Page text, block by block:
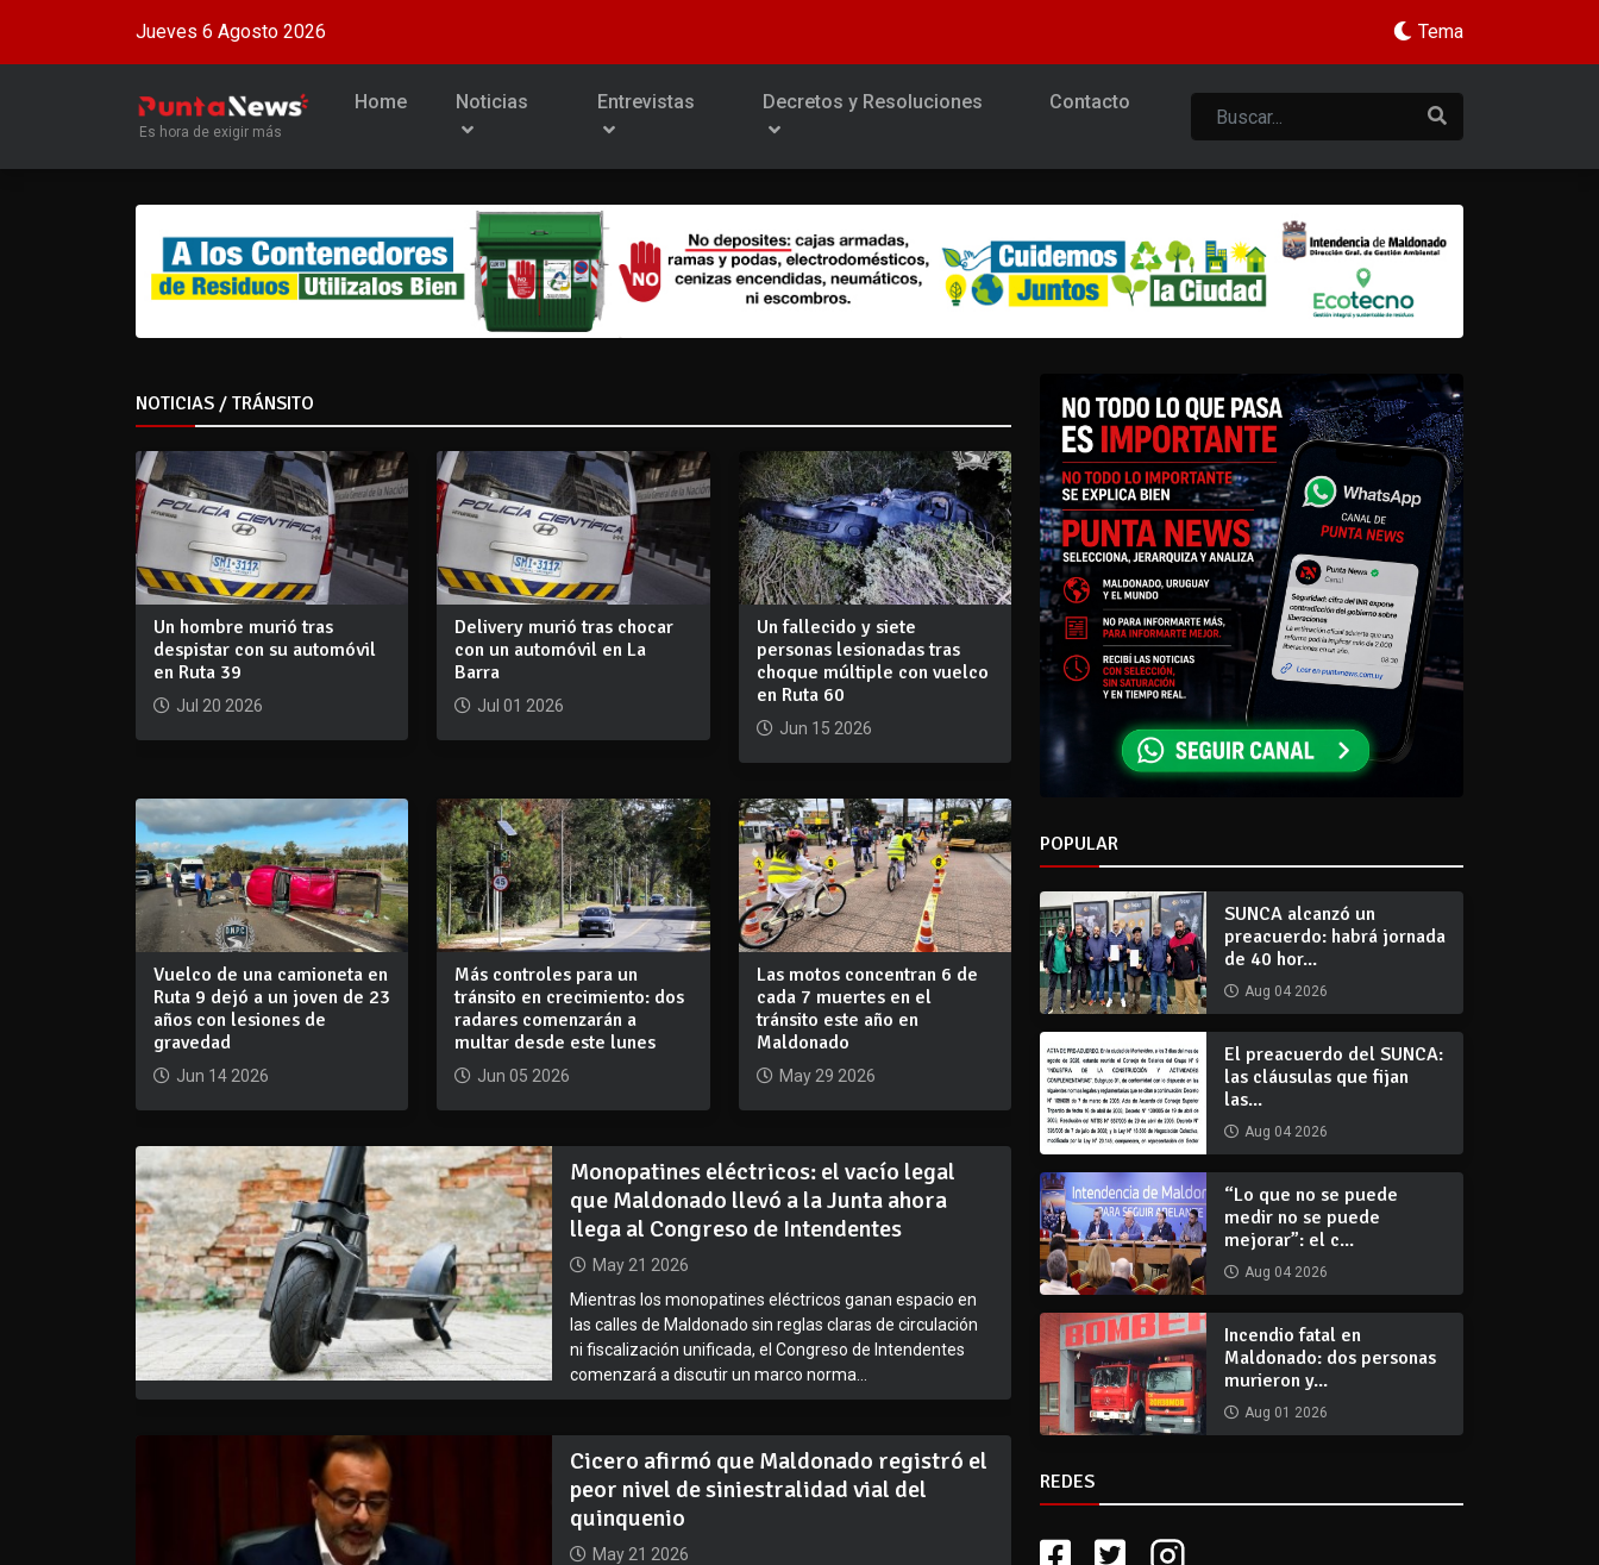
Jueves 6 Agosto 2026 Tema
Es hora de exigir más
Home Noticias Entrevistas Decretos y Resoluciones Contacto
NOTICIAS / TRÁNSITO
Un hombre murió tras
despistar con su automóvil
en Ruta 39
Jul 20 2026
Delivery murió tras chocar
con un automóvil en La
Barra
Jul 01 2026
Un fallecido y siete
personas lesionadas tras
choque múltiple con vuelco
en Ruta 60
Jun 15 2026
Vuelco de una camioneta en
Ruta 9 dejó a un joven de 23
años con lesiones de
gravedad
Jun 14 2026
Más controles para un
tránsito en crecimiento: dos
radares comenzarán a
multar desde este lunes
Jun 05 2026
Las motos concentran 6 de
cada 7 muertes en el
tránsito este año en
Maldonado
May 29 2026
Monopatines eléctricos: el vacío legal
que Maldonado llevó a la Junta ahora
llega al Congreso de Intendentes
May 21 2026
Mientras los monopatines eléctricos ganan espacio en
las calles de Maldonado sin reglas claras de circulación
ni fiscalización unificada, el Congreso de Intendentes
comenzará a discutir un marco norma...
Cicero afirmó que Maldonado registró el
peor nivel de siniestralidad vial del
quinquenio
May 21 2026
POPULAR
SUNCA alcanzó un
preacuerdo: habrá jornada
de 40 hor...
Aug 04 2026
El preacuerdo del SUNCA:
las cláusulas que fijan
las...
Aug 04 2026
“Lo que no se puede
medir no se puede
mejorar”: el c...
Aug 04 2026
Incendio fatal en
Maldonado: dos personas
murieron y...
Aug 01 2026
REDES